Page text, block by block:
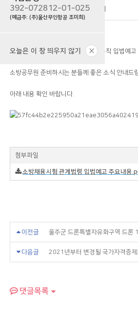
392-072812-01-025
(예금주: (주)울산무인항공 조미희)
오늘은 이 창 띄우지 않기 ×
울산무인항공 0건 6,744회
-소방공무원임용령 및 같은 법 시행규칙 입법예고
소방공무원 준비하시는 분들께 좋은 소식 안내드
아래 내용 확인 바랍니다.
첨부파일
소방채용시험 관계법령 입법예고 주요내용
이전글 울주군 드론특별자유화구역 드론
다음글 2021년부터 변경될 국가자격증제
댓글목록